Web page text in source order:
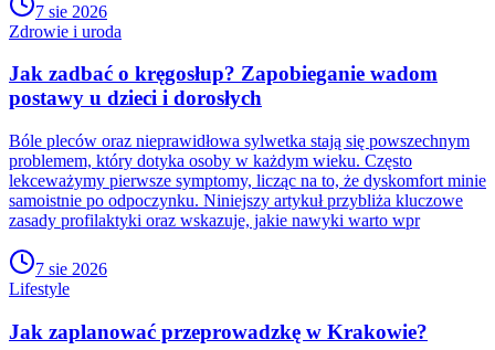
7 sie 2026
Zdrowie i uroda
Jak zadbać o kręgosłup? Zapobieganie wadom
postawy u dzieci i dorosłych
Bóle pleców oraz nieprawidłowa sylwetka stają się powszechnym
problemem, który dotyka osoby w każdym wieku. Często
lekceważymy pierwsze symptomy, licząc na to, że dyskomfort minie
samoistnie po odpoczynku. Niniejszy artykuł przybliża kluczowe
zasady profilaktyki oraz wskazuje, jakie nawyki warto wpr
7 sie 2026
Lifestyle
Jak zaplanować przeprowadzkę w Krakowie?